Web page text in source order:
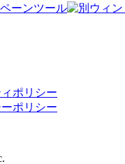
ーンツール
ポリシー
ポリシー